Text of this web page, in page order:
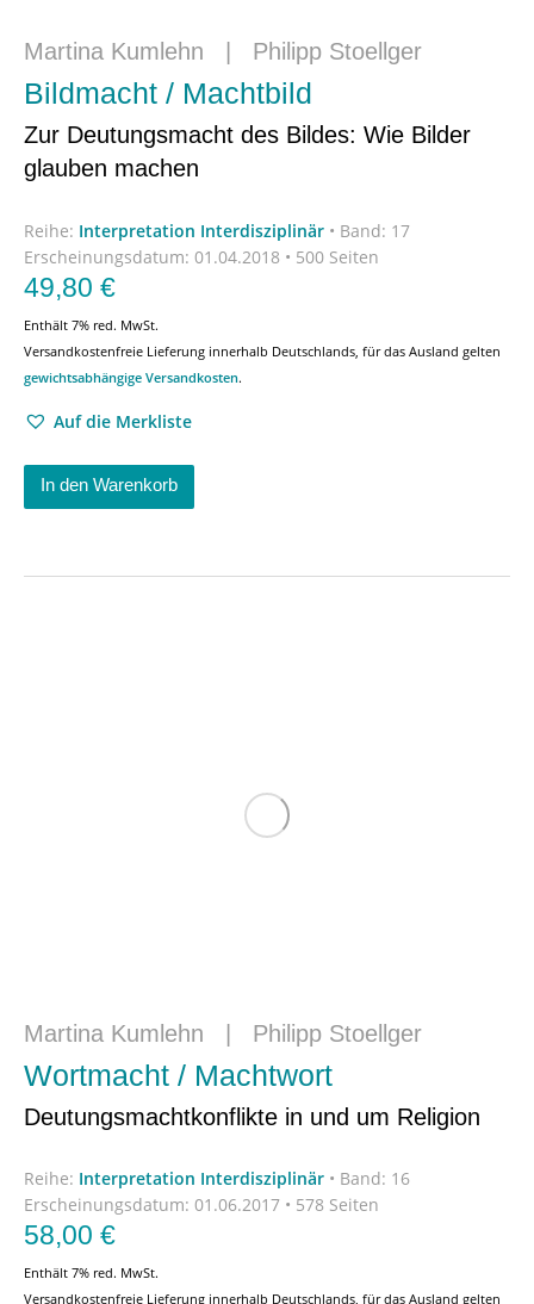
Martina Kumlehn Philipp Stoellger
Bildmacht / Machtbild
Zur Deutungsmacht des Bildes: Wie Bilder
glauben machen
Reihe: Interpretation Interdisziplinär • Band: 17
Erscheinungsdatum: 01.04.2018 • 500 Seiten
49,80 €
Enthält 7% red. MwSt.
Versandkostenfreie Lieferung innerhalb Deutschlands, für das Ausland gelten
gewichtsabhängige Versandkosten.
Auf die Merkliste
In den Warenkorb
Martina Kumlehn | Philipp Stoellger
Wortmacht / Machtwort
Deutungsmachtkonflikte in und um Religion
Reihe: Interpretation Interdisziplinär • Band: 16
Erscheinungsdatum: 01.06.2017 • 578 Seiten
58,00 €
Enthält 7% red. MwSt.
Versandkostenfreie Lieferung innerhalb Deutschlands, für das Ausland gelten